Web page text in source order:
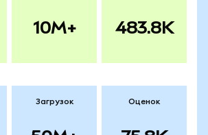
10M+ 483.8K
Загрузок Оценок